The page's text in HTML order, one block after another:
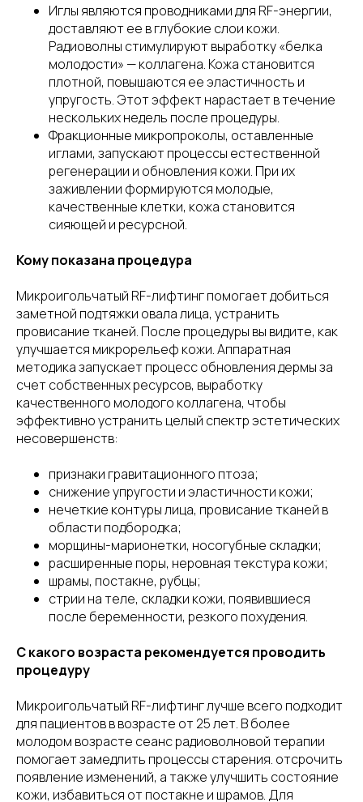
Иглы являются проводниками для RF-энергии,
доставляют ее в глубокие слои кожи.
Радиоволны стимулируют выработку «белка
молодости» — коллагена. Кожа становится
плотной, повышаются ее эластичность и
упругость. Этот эффект нарастает в течение
нескольких недель после процедуры.
Фракционные микропроколы, оставленные
иглами, запускают процессы естественной
регенерации и обновления кожи. При их
заживлении формируются молодые,
качественные клетки, кожа становится
сияющей и ресурсной.
Кому показана процедура
Микроигольчатый RF-лифтинг помогает добиться
заметной подтяжки овала лица, устранить
провисание тканей. После процедуры вы видите, как
улучшается микрорельеф кожи. Аппаратная
методика запускает процесс обновления дермы за
счет собственных ресурсов, выработку
качественного молодого коллагена, чтобы
эффективно устранить целый спектр эстетических
несовершенств:
признаки гравитационного птоза;
снижение упругости и эластичности кожи;
нечеткие контуры лица, провисание тканей в
области подбородка;
морщины-марионетки, носогубные складки;
расширенные поры, неровная текстура кожи;
шрамы, постакне, рубцы;
стрии на теле, складки кожи, появившиеся
после беременности, резкого похудения.
С какого возраста рекомендуется проводить
процедуру
Микроигольчатый RF-лифтинг лучше всего подходит
для пациентов в возрасте от 25 лет. В более
молодом возрасте сеанс радиоволновой терапии
помогает замедлить процессы старения. отсрочить
появление изменений, а также улучшить состояние
кожи, избавиться от постакне и шрамов. Для